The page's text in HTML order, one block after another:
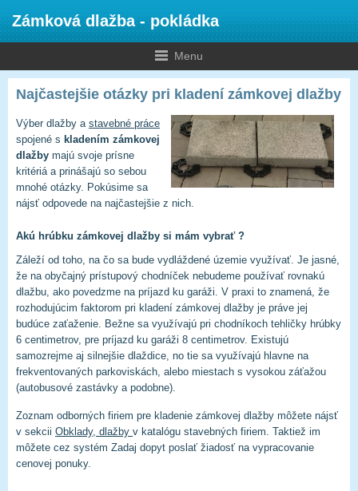
Zámková dlažba - pokládka
Najčastejšie otázky pri kladení zámkovej dlažby
Výber dlažby a stavebné práce
spojené s kladením zámkovej
dlažby majú svoje prísne
kritériá a prinášajú so sebou
mnohé otázky. Pokúsime sa
nájsť odpovede na najčastejšie z nich.
Akú hrúbku zámkovej dlažby si mám vybrať ?
Záleží od toho, na čo sa bude vydláždené územie využívať. Je jasné,
že na obyčajný prístupový chodníček nebudeme používať rovnakú
dlažbu, ako povedzme na príjazd ku garáži. V praxi to znamená, že
rozhodujúcim faktorom pri kladení zámkovej dlažby je práve jej
budúce zaťaženie. Bežne sa využívajú pri chodníkoch tehličky hrúbky
6 centimetrov, pre príjazd ku garáži 8 centimetrov. Existujú
samozrejme aj silnejšie dlaždice, no tie sa využívajú hlavne na
frekventovaných parkoviskách, alebo miestach s vysokou záťažou
(autobusové zastávky a podobne).
Zoznam odborných firiem pre kladenie zámkovej dlažby môžete nájsť
v sekcii Obklady, dlažby v katalógu stavebných firiem. Taktiež im
môžete cez systém Zadaj dopyt poslať žiadosť na vypracovanie
cenovej ponuky.
Menu